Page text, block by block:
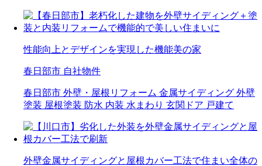
性能向上とデザインを実現した機能美の家
春日部市 自社物件
春日部市 外壁・屋根リフォーム 金属サイディング 外壁
塗装 屋根塗装 防水 内装 水まわり 玄関ドア 戸建て
外壁金属サイディングと屋根カバー工法で住まい全体の